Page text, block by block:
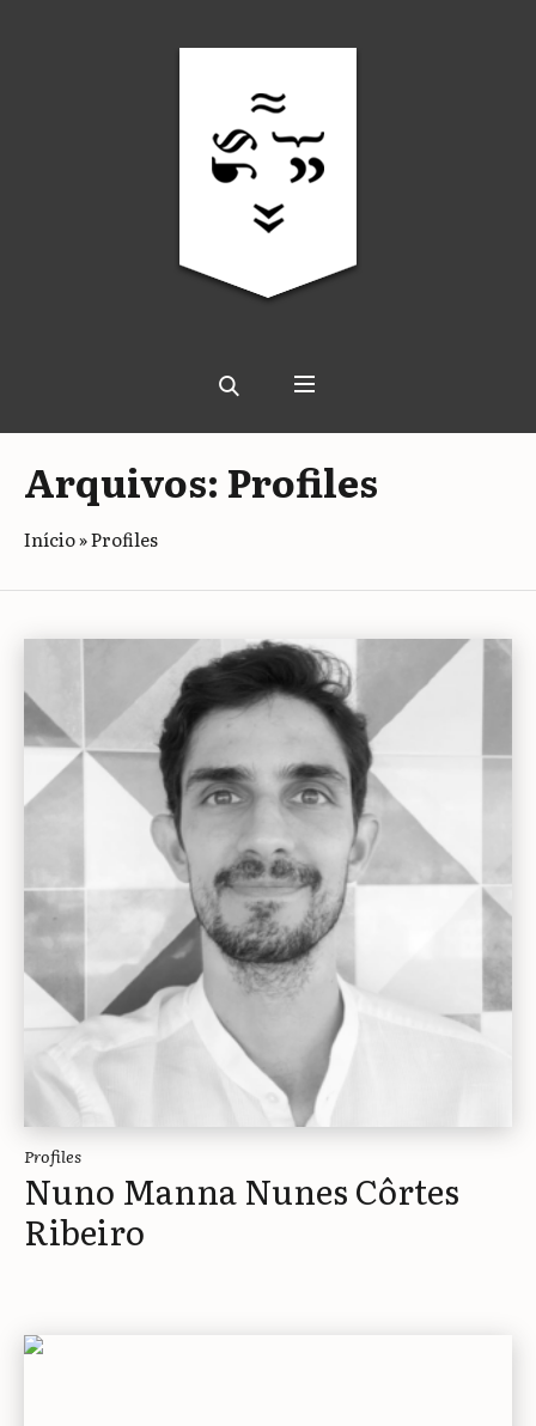
Arquivos: Profiles
Início»Profiles
Profiles
Nuno Manna Nunes Côrtes
Ribeiro